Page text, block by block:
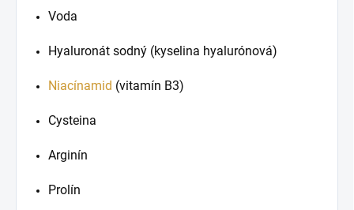
Voda
Hyaluronát sodný (kyselina hyalurónová)
Niacínamid (vitamín B3)
Cysteina
Arginín
Prolín